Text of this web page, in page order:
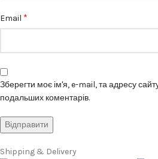
Email *
Зберегти моє ім'я, e-mail, та адресу
подальших коментарів.
Shipping & Delivery